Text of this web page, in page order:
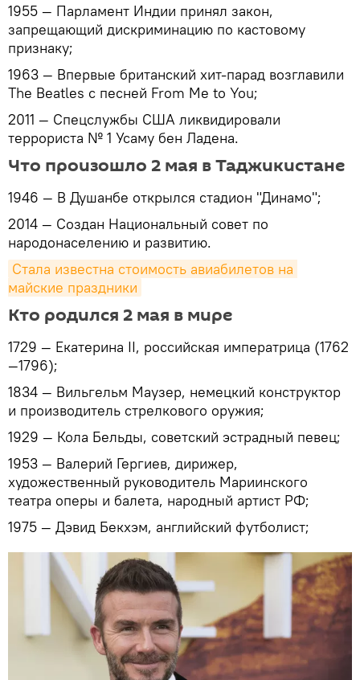
1955 — Парламент Индии принял закон,
запрещающий дискриминацию по кастовому
признаку;
1963 — Впервые британский хит-парад возглавили
The Beatles с песней From Me to You;
2011 — Спецслужбы США ликвидировали
террориста № 1 Усаму бен Ладена.
Что произошло 2 мая в Таджикистане
1946 — В Душанбе открылся стадион "Динамо";
2014 — Создан Национальный совет по
народонаселению и развитию.
Стала известна стоимость авиабилетов на
майские праздники
Кто родился 2 мая в мире
1729 — Екатерина II, российская императрица (1762
—1796);
1834 — Вильгельм Маузер, немецкий конструктор
и производитель стрелкового оружия;
1929 — Кола Бельды, советский эстрадный певец;
1953 — Валерий Гергиев, дирижер,
художественный руководитель Мариинского
театра оперы и балета, народный артист РФ;
1975 — Дэвид Бекхэм, английский футболист;